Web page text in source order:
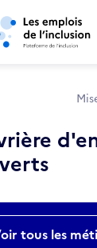
Aller au contenu
tous les
cookies